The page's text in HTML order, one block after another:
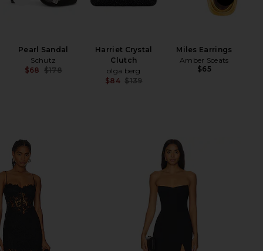
DIAPOSITIVA ANTERIOR
Pearl Sandal
Schutz
$68
Previous price:
$178
Harriet Crystal
Clutch
olga berg
$84 $139
Miles Earrings
Amber Sceats
$65